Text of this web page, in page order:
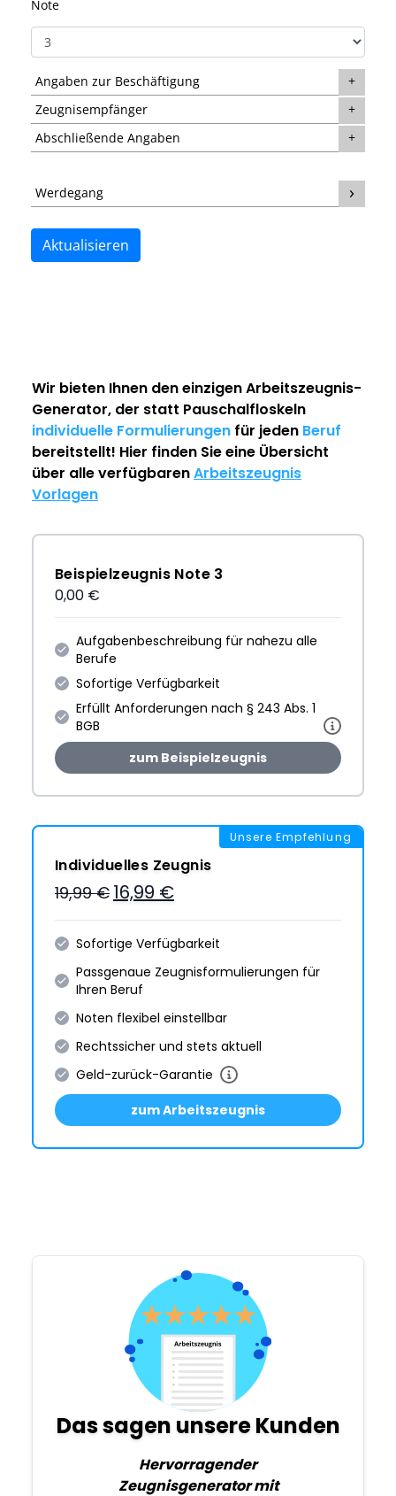
Note
Angaben zur Beschäftigung
Zeugnisempfänger
Abschließende Angaben
Werdegang
Aktualisieren
Wir bieten Ihnen den einzigenArbeitszeugnis-
Generator, der statt Pauschalfloskeln
individuelle Formulierungen für jeden Beruf
bereitstellt! Hier finden Sie eine Übersicht
über alle verfügbarenArbeitszeugnis
Vorlagen
Beispielzeugnis Note 3
0,00 €
Aufgabenbeschreibung für nahezu alle
Berufe
Sofortige Verfügbarkeit
Erfüllt Anforderungen nach § 243 Abs. 1
BGB
zum Beispielzeugnis
Unsere Empfehlung
Individuelles Zeugnis
19,99 € 16,99 €
Sofortige Verfügbarkeit
Passgenaue Zeugnis­formulie­rungen für
Ihren Beruf
Noten flexibel einstellbar
Rechtssicher und stets aktuell
Geld-zurück-Garantie
zum Arbeitszeugnis
Das sagen unsere Kunden
Hervorragender
Zeugnisgenerator mit